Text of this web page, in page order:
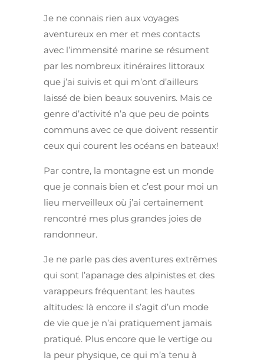
Je ne connais rien aux voyages
aventureux en mer et mes contacts
avec l’immensité marine se résument
par les nombreux itinéraires littoraux
que j’ai suivis et qui m’ont d’ailleurs
laissé de bien beaux souvenirs. Mais ce
genre d’activité n’a que peu de points
communs avec ce que doivent ressentir
ceux qui courent les océans en bateaux!
Par contre, la montagne est un monde
que je connais bien et c’est pour moi un
lieu merveilleux où j’ai certainement
rencontré mes plus grandes joies de
randonneur.
Je ne parle pas des aventures extrêmes
qui sont l’apanage des alpinistes et des
varappeurs fréquentant les hautes
altitudes: là encore il s’agit d’un mode
de vie que je n’ai pratiquement jamais
pratiqué. Plus encore que le vertige ou
la peur physique, ce qui m’a tenu à